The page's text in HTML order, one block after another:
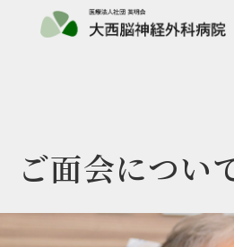
ご面会につい